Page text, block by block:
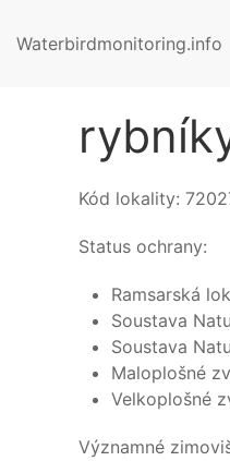
Waterbirdmonitoring.info
Kód lokality:
Status ochrany:
Ramsarská
Soustava
Soustava
Maloplošné
Velkoplošné
Významné